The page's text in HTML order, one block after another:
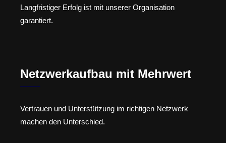
Langfristiger Erfolg ist mit unserer Organisation
garantiert.
Netzwerkaufbau mit Mehrwert
Vertrauen und Unterstützung im richtigen Netzwerk
machen den Unterschied.